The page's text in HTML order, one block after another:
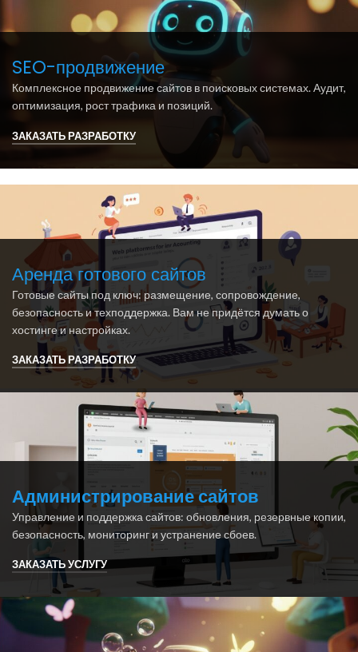
SEO-продвижение
Комплексное продвижение сайтов в поисковых системах. Аудит,
оптимизация, рост трафика и позиций.
ЗАКАЗАТЬ РАЗРАБОТКУ
Аренда готового сайтов
Готовые сайты под ключ: размещение, сопровождение,
безопасность и техподдержка. Вам не придётся думать о
хостинге и настройках.
ЗАКАЗАТЬ РАЗРАБОТКУ
Администрирование сайтов
Управление и поддержка сайтов: обновления, резервные копии,
безопасность, мониторинг и устранение сбоев.
ЗАКАЗАТЬ УСЛУГУ